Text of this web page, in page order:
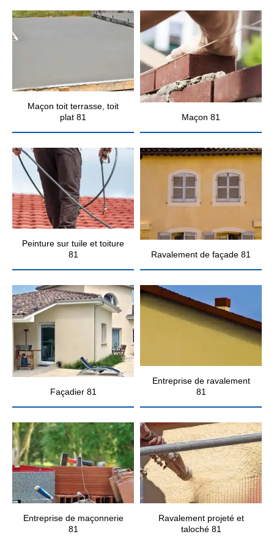
Maçon toit terrasse, toit
plat 81
Maçon 81
Peinture sur tuile et toiture
81
Ravalement de façade 81
Façadier 81
Entreprise de ravalement
81
Entreprise de maçonnerie
81
Ravalement projeté et
taloché 81